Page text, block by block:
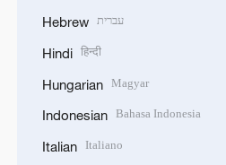
Hebrew עברית
Hindi हिन्दी
Hungarian Magyar
Indonesian Bahasa Indonesia
Italian Italiano